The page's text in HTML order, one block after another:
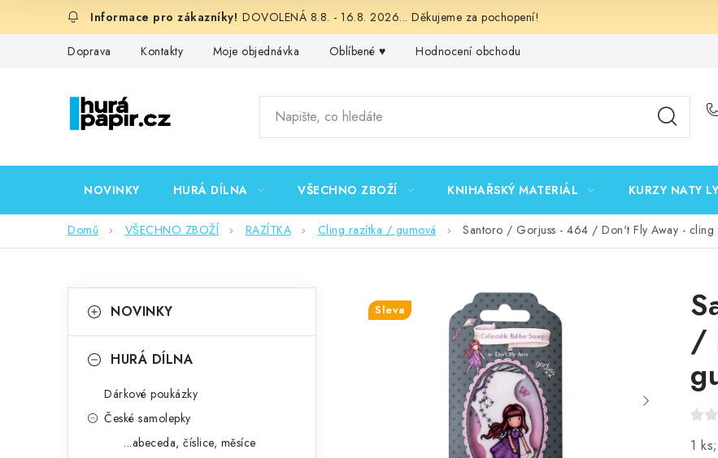
DOVOLENÁ 8.8. - 16.8. 2026... Děkujeme za pochopení!
Doprava Kontakty Moje objednávka Oblíbené ♥️ Hodnocení obchodu
NOVINKY HURÁ DÍLNA VŠECHNO ZBOŽÍ KNIHAŘSKÝ MATERIÁL KURZY NATY
Domů VŠECHNO ZBOŽÍ RAZÍTKA Cling razítka / gumová Santoro / Gorjuss - 464 / Don't Fly Away - cling
okategorie
a
NOVINKY
HURÁ DÍLNA
Dárkové poukázky
České samolepky
...abeceda, číslice, měsíce
/
1
Sleva